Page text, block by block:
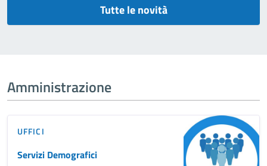
Tutte le novità
Amministrazione
UFFICI
Servizi Demografici